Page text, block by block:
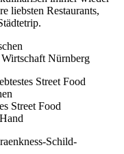
liebsten Restaurants,
Street Food